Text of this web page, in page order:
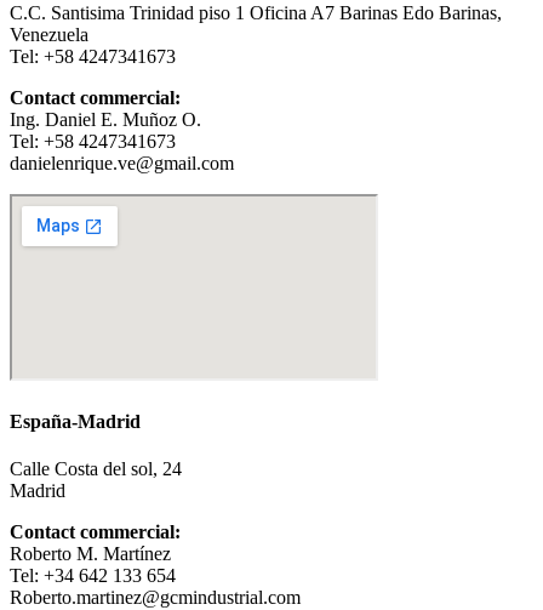
C.C. Santisima Trinidad piso 1 Oficina A7 Barinas Edo Barinas,
Venezuela
Tel: +58 4247341673
Contact commercial:
Ing. Daniel E. Muñoz O.
Tel: +58 4247341673
danielenrique.ve@gmail.com
España-Madrid
Calle Costa del sol, 24
Madrid
Contact commercial:
Roberto M. Martínez
Tel: +34 642 133 654
Roberto.martinez@gcmindustrial.com